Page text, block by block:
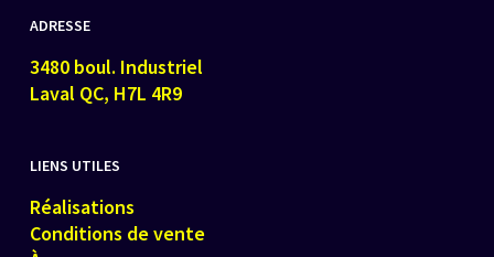
ADRESSE
3480 boul. Industriel
Laval QC, H7L 4R9
LIENS UTILES
Réalisations
Conditions de vente